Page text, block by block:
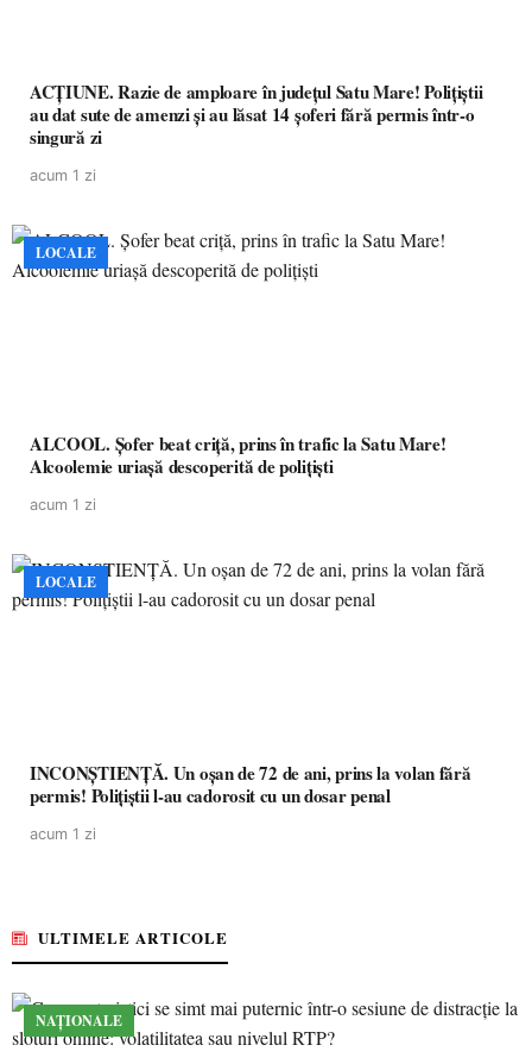
ACȚIUNE. Razie de amploare în județul Satu Mare! Polițiștii
au dat sute de amenzi și au lăsat 14 șoferi fără permis într-o
singură zi
acum 1 zi
LOCALE
ALCOOL. Șofer beat criță, prins în trafic la Satu Mare!
Alcoolemie uriașă descoperită de polițiști
acum 1 zi
LOCALE
INCONȘTIENȚĂ. Un oșan de 72 de ani, prins la volan fără
permis! Polițiștii l-au cadorosit cu un dosar penal
acum 1 zi
ULTIMELE ARTICOLE
NAȚIONALE